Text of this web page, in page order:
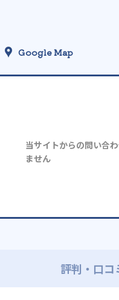
Google Map
当サイトからの問い合
ません
評判・口コ